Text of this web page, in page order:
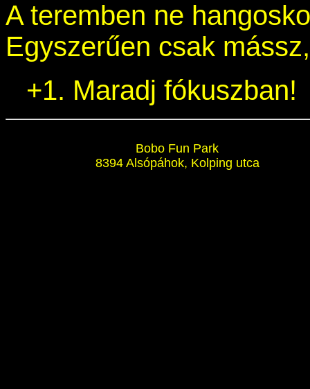
A teremben ne
Egyszerűen csak
+1. Maradj fókuszban!
Bobo Fun Park
8394 Alsópáhok, Kolping utca